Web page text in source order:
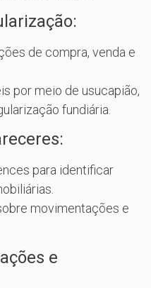
de compra, venda e
por meio de usucapião,
fundiária.
para identificar
movimentações e
e